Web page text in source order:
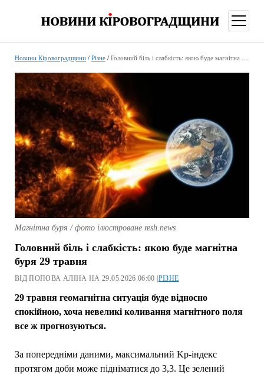
меню
Новини Кіровоградщини/ Різне/ Головний біль і слабкість: якою буде магнітна буря 29 травня
Магнітна буря / фото ілюстроване resh.news
Головний біль і слабкість: якою буде магнітна
буря 29 травня
ВІД ПОПОВА АЛІНА НА 29.05.2026 06:00 | РІЗНЕ
29 травня геомагнітна ситуація буде відносно
спокійною, хоча невеликі коливання магнітного поля
все ж прогнозуються.
За попередніми даними, максимальний Kp-індекс
протягом доби може підніматися до 3,3. Це зелений